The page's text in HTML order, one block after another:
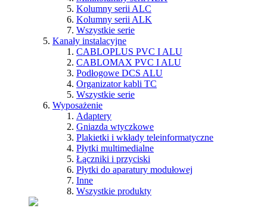
Kolumny serii ALC
Kolumny serii ALK
Wszystkie serie
Kanały instalacyjne
CABLOPLUS PVC I ALU
CABLOMAX PVC I ALU
Podłogowe DCS ALU
Organizator kabli TC
Wszystkie serie
Wyposażenie
Adaptery
Gniazda wtyczkowe
Plakietki i wkłady teleinformatyczne
Płytki multimedialne
Łączniki i przyciski
Płytki do aparatury modułowej
Inne
Wszystkie produkty